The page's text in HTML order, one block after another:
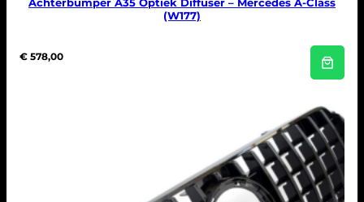
Achterbumper A35 Optiek Diffuser – Mercedes A-Class
(W177)
€ 578,00